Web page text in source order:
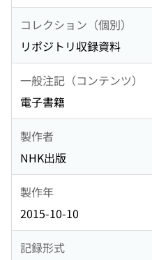
コレクション（個別）
リポジトリ収録資料
一般注記（コンテンツ）
電子書籍
製作者
NHK出版
製作年
2015-10-10
記録形式